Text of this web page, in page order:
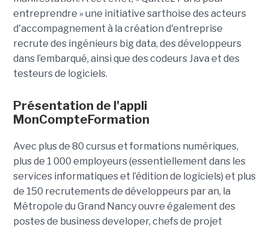
entreprendre » une initiative sarthoise des acteurs
d'accompagnement à la création d'entreprise
recrute des ingénieurs big data, des développeurs
dans l’embarqué, ainsi que des codeurs Java et des
testeurs de logiciels.
Présentation de l'appli
MonCompteFormation
Avec plus de 80 cursus et formations numériques,
plus de 1 000 employeurs (essentiellement dans les
services informatiques et l’édition de logiciels) et plus
de 150 recrutements de développeurs par an, la
Métropole du Grand Nancy ouvre également des
postes de business developer, chefs de projet